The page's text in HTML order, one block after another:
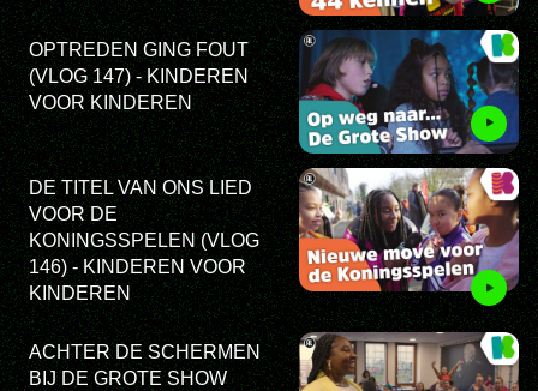
OPTREDEN GING FOUT
(VLOG 147) - KINDEREN
VOOR KINDEREN
DE TITEL VAN ONS LIED
VOOR DE
KONINGSSPELEN (VLOG
146) - KINDEREN VOOR
KINDEREN
ACHTER DE SCHERMEN
BIJ DE GROTE SHOW